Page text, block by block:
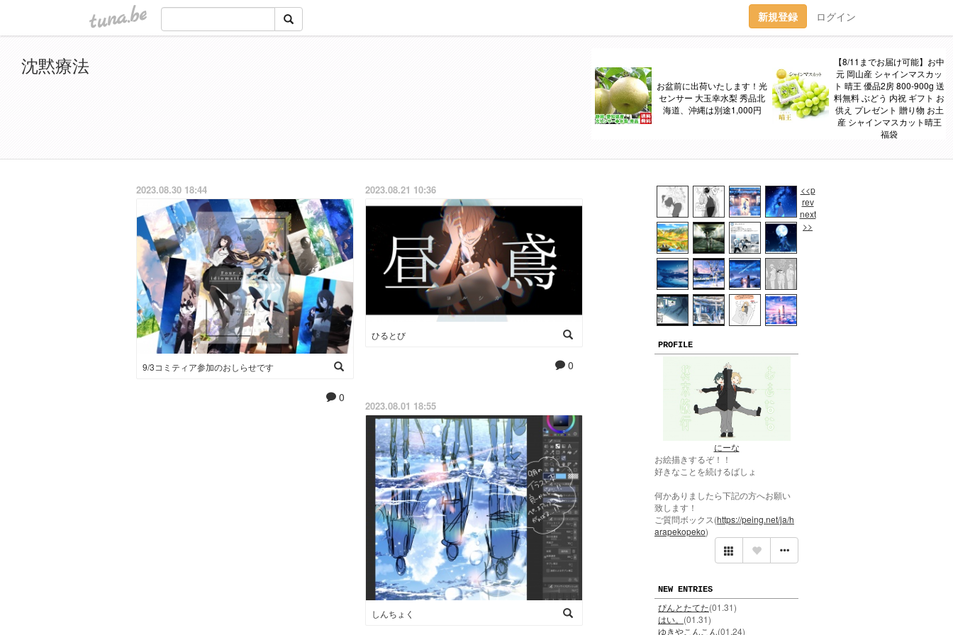
tuna.be 新規登録 ログイン
お盆前に出荷いたします！光
センサー 大玉幸水梨 秀品北
海道、沖縄は別途1,000円
【8/11までお届け可能】お中
元 岡山産 シャインマスカッ
ト 晴王 優品2房 800-900g 送
料無料 ぶどう 内祝 ギフト お
供え プレゼント 贈り物 お土
産 シャインマスカット晴王
福袋
沈黙療法
<<p
rev
next
>>
PROFILE
にーな
お絵描きするぞ！！
好きなことを続けるばしょ
何かありましたら下記の方へお願い
致します！
ご質問ボックス(https://peing.net/ja/h
arapekopeko)
NEW ENTRIES
ぴんとたてた(01.31)
はい。 (01.31)
ゆきやこんこん(01.24)
2023.08.30 18:44
9/3コミティア参加のおしらせです
0
2023.08.21 10:36
ひるとび
0
2023.08.01 18:55
しんちょく